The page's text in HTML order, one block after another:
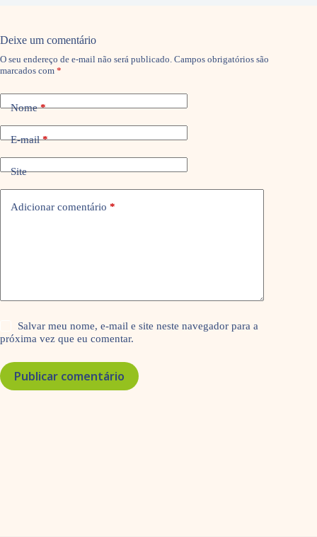
Deixe um comentário
O seu endereço de e-mail não será publicado. Campos obrigatórios são
marcados com *
Nome*
E-mail*
Site
Adicionar comentário *
Salvar meu nome, e-mail e site neste navegador para a
próxima vez que eu comentar.
Publicar comentário